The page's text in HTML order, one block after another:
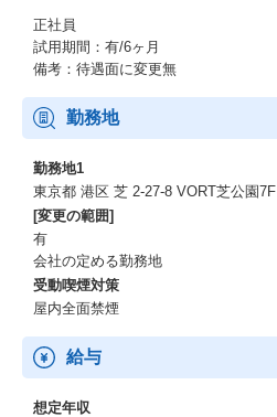
正社員
試用期間：有/6ヶ月
備考：待遇面に変更無
勤務地
勤務地1
東京都 港区 芝 2-27-8 VORT芝公園7F
[変更の範囲]
有
会社の定める勤務地
受動喫煙対策
屋内全面禁煙
給与
想定年収